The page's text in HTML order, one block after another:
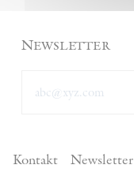
Newsletter
Kontakt Newsletter